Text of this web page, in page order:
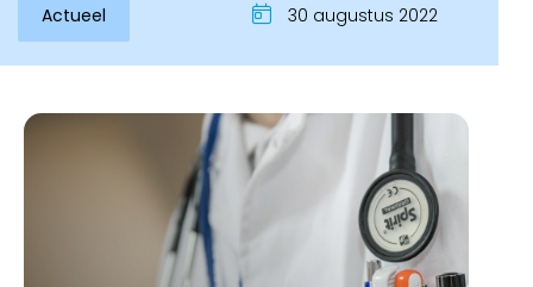
Actueel 30 augustus 2022